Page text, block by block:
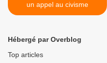
un appel au civisme
Hébergé par Overblog
Top articles